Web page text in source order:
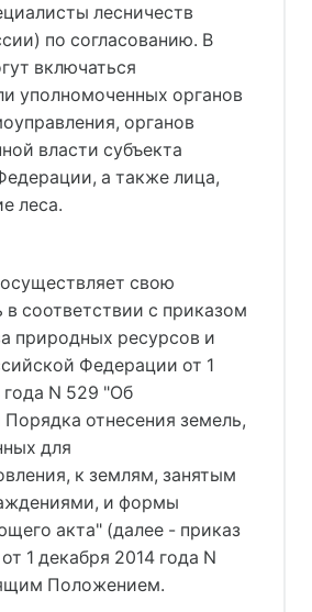
лесничеств
по согласованию. В
включаться
уполномоченных органов
органов
власти субъекта
а также лица,
леса.
свою
в соответствии с приказом
природных ресурсов и
Федерации от 1
N 529 "Об
отнесения земель,
для
к землям, занятым
и формы
акта" (далее - приказ
1 декабря 2014 года N
Положением.